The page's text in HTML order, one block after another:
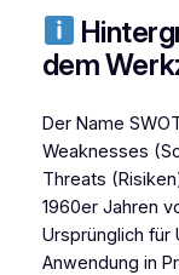
dem
Der Name
Weaknesses
Threats
1960er Jahren
Ursprünglich für
Anwendung in